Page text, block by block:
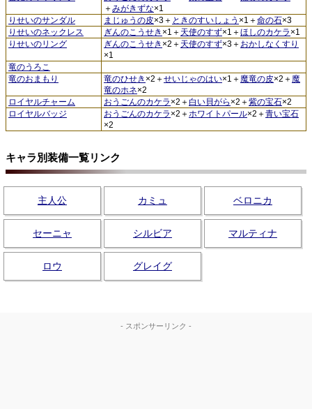
＋みがきずな×1
りせいのサンダル
まじゅうの皮×3＋ ときのすいしょう ×1＋命の石×3
りせいのネックレス
ぎんのこうせき ×1＋ 天使のすず×1＋ほしのカケラ ×1
りせいのリング
ぎんのこうせき ×2＋ 天使のすず×3＋ おかしなくすり
×1
竜のうろこ
竜のおまもり
竜のひせき ×2＋せいじゃのはい×1＋ 魔竜の皮×2＋ 魔
竜のホネ×2
ロイヤルチャーム
おうごんのカケラ ×2＋白い貝がら ×2＋紫の宝石×2
ロイヤルバッジ
おうごんのカケラ ×2＋ホワイトパール×2＋青い宝石
×2
キャラ別装備一覧リンク
主人公 カミュ ベロニカ
セーニャ シルビア マルティナ
ロウ グレイグ
- スポンサーリンク -